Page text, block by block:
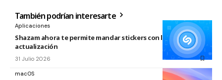
También podrían interesarte
Aplicaciones
Shazam ahora te permite mandar stickers con la nueva
actualización
31 Julio 2026
macOS